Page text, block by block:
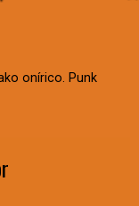
onírico. Punk